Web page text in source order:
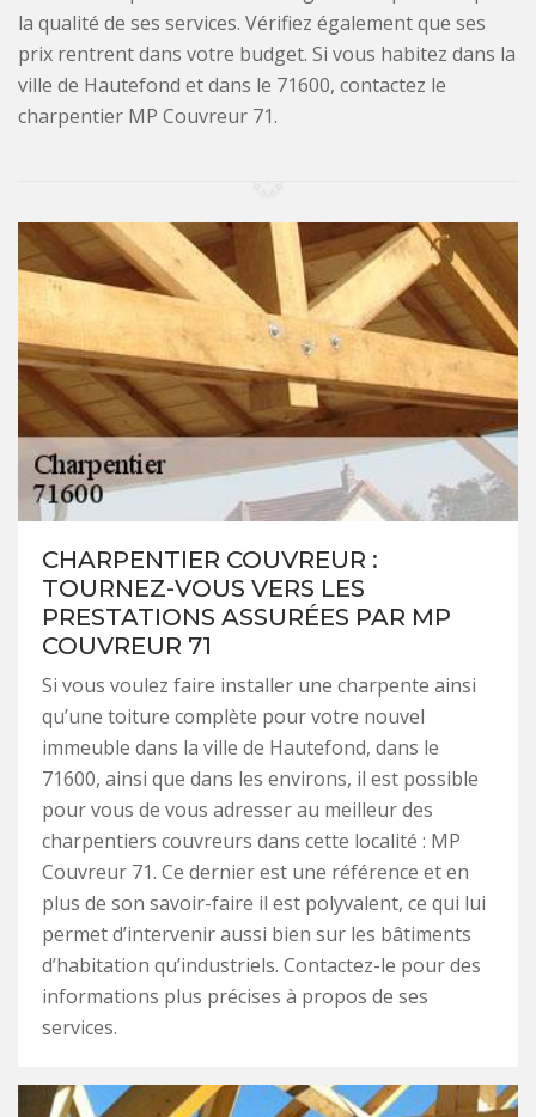
la qualité de ses services. Vérifiez également que ses
prix rentrent dans votre budget. Si vous habitez dans la
ville de Hautefond et dans le 71600, contactez le
charpentier MP Couvreur 71.
CHARPENTIER COUVREUR :
TOURNEZ-VOUS VERS LES
PRESTATIONS ASSURÉES PAR MP
COUVREUR 71
Si vous voulez faire installer une charpente ainsi
qu’une toiture complète pour votre nouvel
immeuble dans la ville de Hautefond, dans le
71600, ainsi que dans les environs, il est possible
pour vous de vous adresser au meilleur des
charpentiers couvreurs dans cette localité : MP
Couvreur 71. Ce dernier est une référence et en
plus de son savoir-faire il est polyvalent, ce qui lui
permet d’intervenir aussi bien sur les bâtiments
d’habitation qu’industriels. Contactez-le pour des
informations plus précises à propos de ses
services.